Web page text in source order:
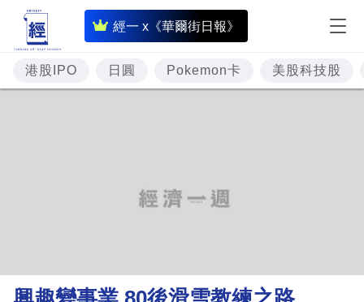
經一 x《華爾街日報》
即
時
財
經
理
港股IPO 日圓 Pokemon卡 美股科技股